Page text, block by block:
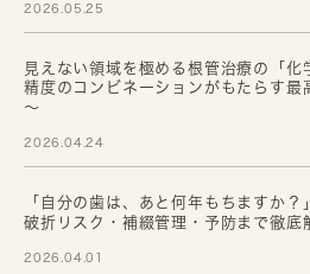
2026.05.25
見えない領域を極める根管治療の「化
精度のコンビネーションがもたらす最
～
2026.04.24
「自分の歯は、あと何年もちますか
破折リスク・補綴管理・予防まで徹
2026.04.01